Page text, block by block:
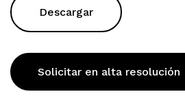
Descargar
Solicitar en alta resolución